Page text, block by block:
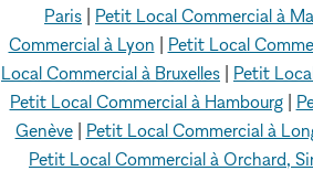
Paris
Petit Local Commercial à
Commercial à Lyon
Petit Local
Local Commercial à Bruxelles
Petit
Petit Local Commercial à Hambourg|
Genève| Petit Local Commercial à
Petit Local Commercial à Orchard,